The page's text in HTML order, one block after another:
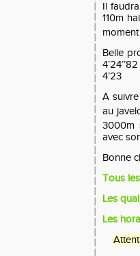
Il
110m
Belle
4’23
A
au
3000m
avec
Bonne
Tous
Les
Les